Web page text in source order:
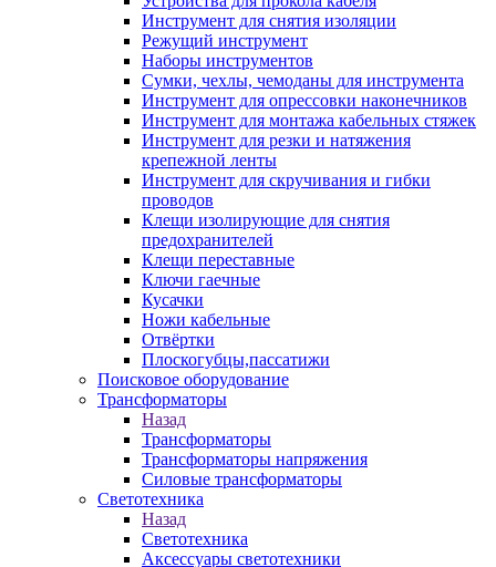
Инструмент для снятия изоляции
Режущий инструмент
Наборы инструментов
Сумки, чехлы, чемоданы для инструмента
Инструмент для опрессовки наконечников
Инструмент для монтажа кабельных стяжек
Инструмент для резки и натяжения
крепежной ленты
Инструмент для скручивания и гибки
проводов
Клещи изолирующие для снятия
предохранителей
Клещи переставные
Ключи гаечные
Кусачки
Ножи кабельные
Отвёртки
Плоскогубцы,пассатижи
Поисковое оборудование
Трансформаторы
Назад
Трансформаторы
Трансформаторы напряжения
Силовые трансформаторы
Светотехника
Назад
Светотехника
Аксессуары светотехники